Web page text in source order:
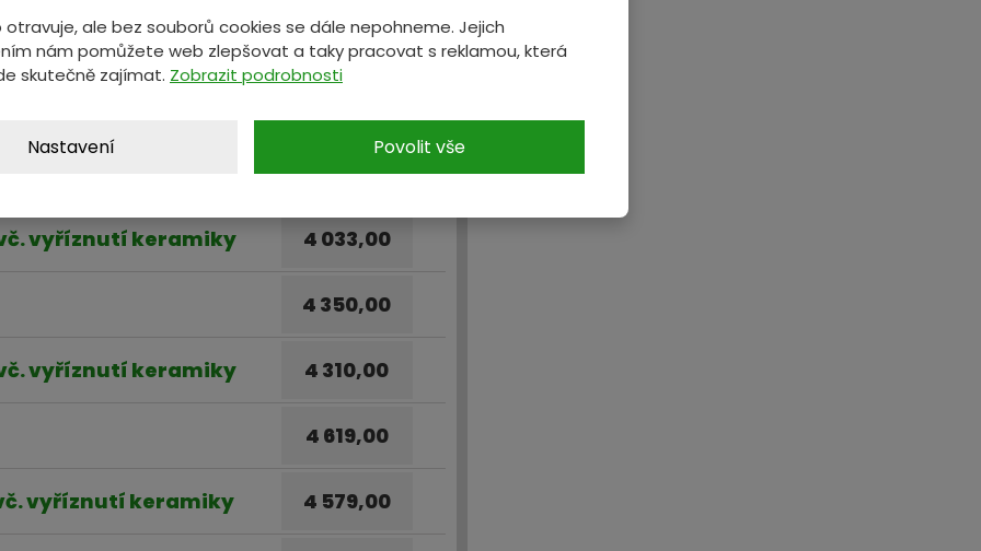
3 805,00
vyříznutí keramiky
4 073,00
vč. vyříznutí keramiky 4 033,00
4 350,00
vč. vyříznutí keramiky 4 310,00
4 619,00
vyříznutí keramiky 4 579,00
otravuje, ale bez souborů cookies se dále nepohneme. Jejich
nám pomůžete web zlepšovat a taky pracovat s reklamou, která
skutečně zajímat. Zobrazit podrobnosti
Nastavení Povolit vše